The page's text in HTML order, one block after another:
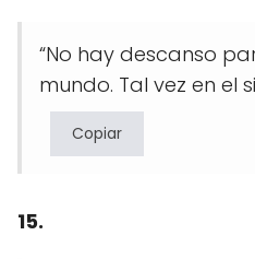
“No hay descanso
mundo. Tal vez en el
Copiar
15.